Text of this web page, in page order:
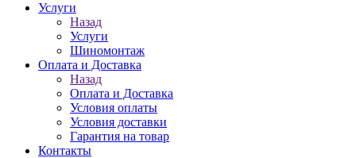
Услуги
Назад
Услуги
Шиномонтаж
Оплата и Доставка
Назад
Оплата и Доставка
Условия оплаты
Условия доставки
Гарантия на товар
Контакты